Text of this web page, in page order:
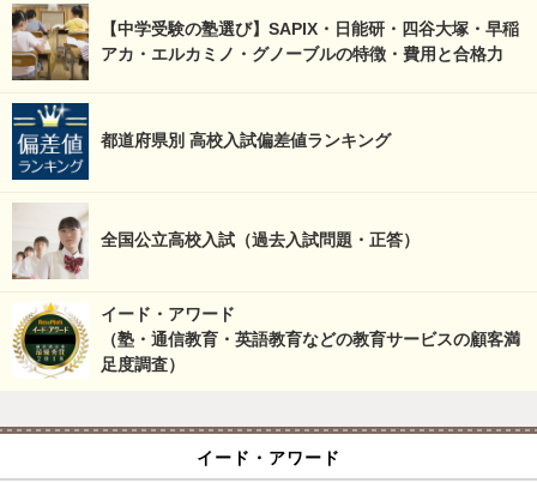
【中学受験の塾選び】SAPIX・日能研・四谷大塚・早稲
アカ・エルカミノ・グノーブルの特徴・費用と合格力
都道府県別 高校入試偏差値ランキング
全国公立高校入試（過去入試問題・正答）
イード・アワード
（塾・通信教育・英語教育などの教育サービスの顧客満
足度調査）
イード・アワード